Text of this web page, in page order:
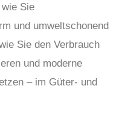
Sie
und umweltschonend
Sie den Verbrauch
und moderne
– im Güter- und